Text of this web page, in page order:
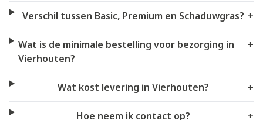
Verschil tussen Basic, Premium en Schaduwgras? +
Wat is de minimale bestelling voor bezorging in
Vierhouten?
+
Wat kost levering in Vierhouten? +
Hoe neem ik contact op? +